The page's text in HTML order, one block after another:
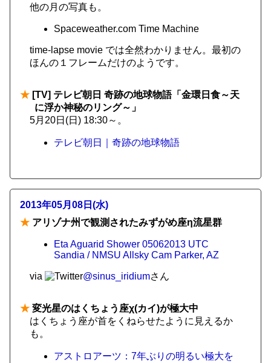
他の月の写真も。
Spaceweather.com Time Machine
time-lapse movie では全然わかりません。最初の
ほんの１フレームだけのようです。
★ [TV] テレビ朝日 奇跡の地球物語「金環日食～天
に浮か神秘のリング～」
5月20日(日) 18:30～。
テレビ朝日｜奇跡の地球物語
2013年05月08日(水)
★ アリゾナ州で観測されたみずがめ座η流星群
Eta Aguarid Shower 05062013 UTC
Sandia / NMSU Allsky Cam Parker, AZ
via @sinus_iridiumさん
★ 変光星のはくちょう座χ(カイ)が極大中
はくちょう座が首をくねらせたように見えるか
も。
アストロアーツ：7年ぶりの明るい極大を